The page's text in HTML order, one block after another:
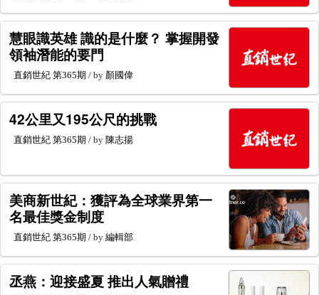
慧眼識英雄 識的是什麼？ 掌握開發
領袖潛能的要門
直銷世紀 第365期 / by 顏國偉
42公里又195公尺的挑戰
直銷世紀 第365期 / by 陳志揚
美商新世紀：獲評為全球業界第一
名最佳獎金制度
直銷世紀 第365期 / by 編輯部
丞燕：迎接盛夏 推出人氣贈禮